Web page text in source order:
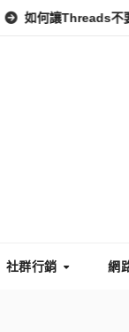
Threads不要顯示IG
社群行銷 網